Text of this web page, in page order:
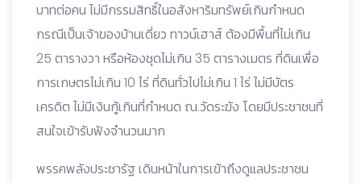
บาทต่อคน ไม่มีกรรมสิทธิ์ในอสังหาริมทรัพย์เกินกำหนด
กรณีเป็นเจ้าของบ้านเดี่ยว ทาวน์เฮาส์ ต้องมีพื้นที่ไม่เกิน
25 ตารางวา หรือห้องชุดไม่เกิน 35 ตารางเมตร ที่ดินเพื่อ
การเกษตรไม่เกิน 10 ไร่ ที่ดินทั่วไปไม่เกิน 1 ไร่ ไม่มีบัตร
เครดิต ไม่มีเงินกู้เกินที่กำหนด ณ.วัดระฆัง โดยมีประชาชนที่
สนใจเข้ารับฟังจำนวนมาก
พรรคพลังประชารัฐ เดินหน้าในการเข้าถึงดูแลประชาชน